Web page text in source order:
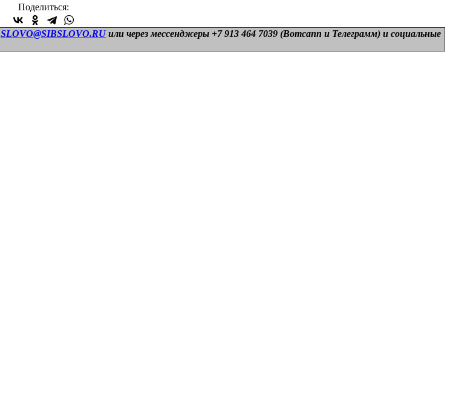
Поделиться:
SLOVO@SIBSLOVO.RU или через мессенджеры +7 913 464 7039 (Вотсапп и Телеграмм) и социальные